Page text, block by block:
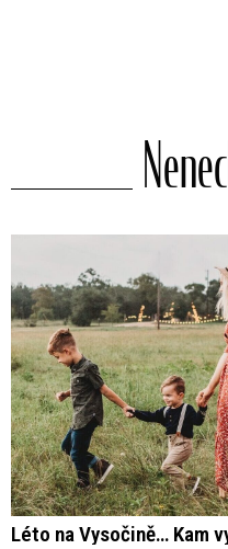
Léto na Vysočině… Kam